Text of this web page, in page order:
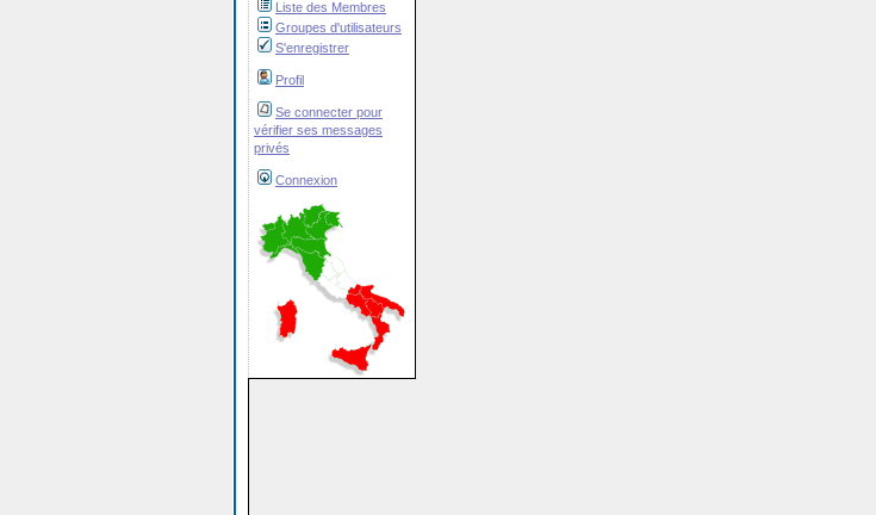
Liste des Membres
Groupes d'utilisateurs
S'enregistrer
Profil
Se connecter pour
vérifier ses messages
privés
Connexion